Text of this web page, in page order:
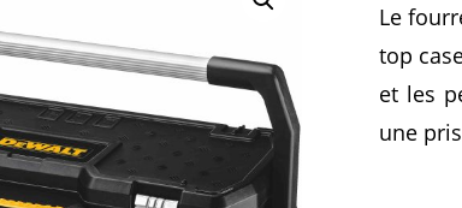
Le
top
et les
une